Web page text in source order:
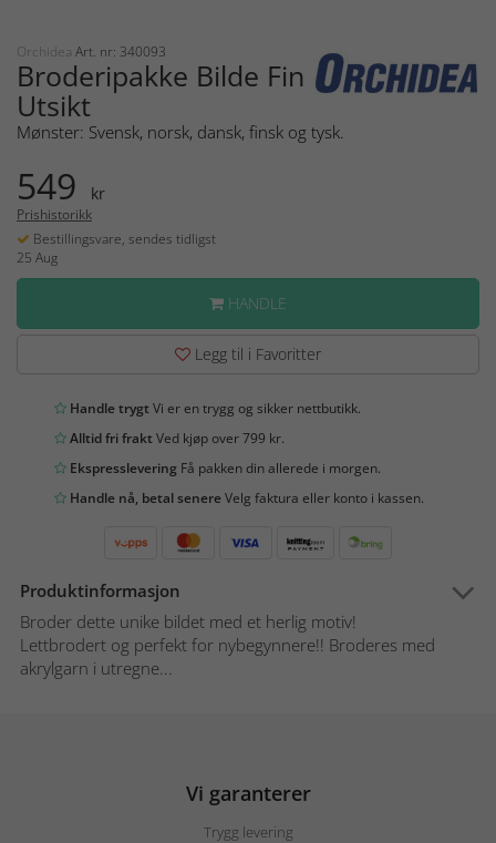
Orchidea Art. nr: 340093
Broderipakke Bilde Fin
Utsikt
Mønster: Svensk, norsk, dansk, finsk og tysk.
549 kr
Prishistorikk
Bestillingsvare, sendes tidligst
25 Aug
HANDLE
Legg til i Favoritter
Handle trygtVi er en trygg og sikker nettbutikk.
Alltid fri fraktVed kjøp over 799 kr.
Ekspresslevering Få pakken din allerede i morgen.
Handle nå, betal senereVelg faktura eller konto i kassen.
Produktinformasjon
Broder dette unike bildet med et herlig motiv!
Lettbrodert og perfekt for nybegynnere!! Broderes med
akrylgarn i utregne...
Vi garanterer
Trygg levering